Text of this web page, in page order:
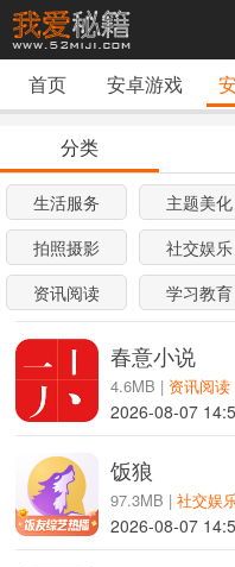
首页 安卓游戏
分类
生活服务 主题美化
拍照摄影
社交娱乐
资讯阅读
学习教育
春意小说
4.6MB | 资讯阅读
2026-08-07
饭狼
97.3MB |社交娱
2026-08-07